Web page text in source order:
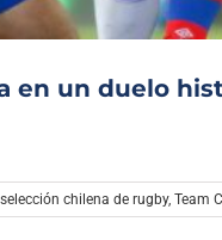
en un duelo
selección chilena de rugby, Team